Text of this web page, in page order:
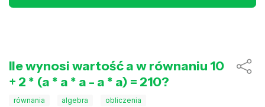
Ile wynosi wartość a w równaniu 10
+ 2 * (a * a * a - a * a) = 210?
równania algebra obliczenia